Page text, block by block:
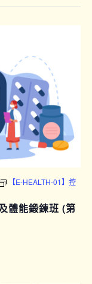
【E-HEALTH-01】控
體能鍛鍊班 (第